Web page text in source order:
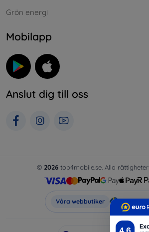
4.6
Grön energi
Mobilapp
Anslut dig till oss
© 2026 top4mobile.se. Alla
Våra webbutiker